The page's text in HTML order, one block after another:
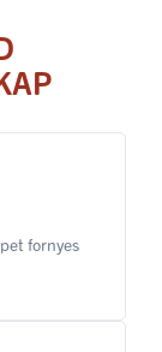
fornyes